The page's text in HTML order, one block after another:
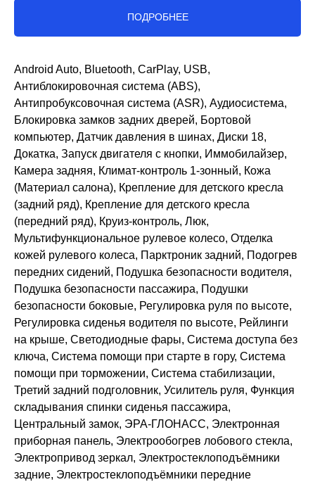
ПОДРОБНЕЕ
Android Auto, Bluetooth, CarPlay, USB,
Антиблокировочная система (ABS),
Антипробуксовочная система (ASR), Аудиосистема,
Блокировка замков задних дверей, Бортовой
компьютер, Датчик давления в шинах, Диски 18,
Докатка, Запуск двигателя с кнопки, Иммобилайзер,
Камера задняя, Климат-контроль 1-зонный, Кожа
(Материал салона), Крепление для детского кресла
(задний ряд), Крепление для детского кресла
(передний ряд), Круиз-контроль, Люк,
Мультифункциональное рулевое колесо, Отделка
кожей рулевого колеса, Парктроник задний, Подогрев
передних сидений, Подушка безопасности водителя,
Подушка безопасности пассажира, Подушки
безопасности боковые, Регулировка руля по высоте,
Регулировка сиденья водителя по высоте, Рейлинги
на крыше, Светодиодные фары, Система доступа без
ключа, Система помощи при старте в гору, Система
помощи при торможении, Система стабилизации,
Третий задний подголовник, Усилитель руля, Функция
складывания спинки сиденья пассажира,
Центральный замок, ЭРА-ГЛОНАСС, Электронная
приборная панель, Электрообогрев лобового стекла,
Электропривод зеркал, Электростеклоподъёмники
задние, Электростеклоподъёмники передние